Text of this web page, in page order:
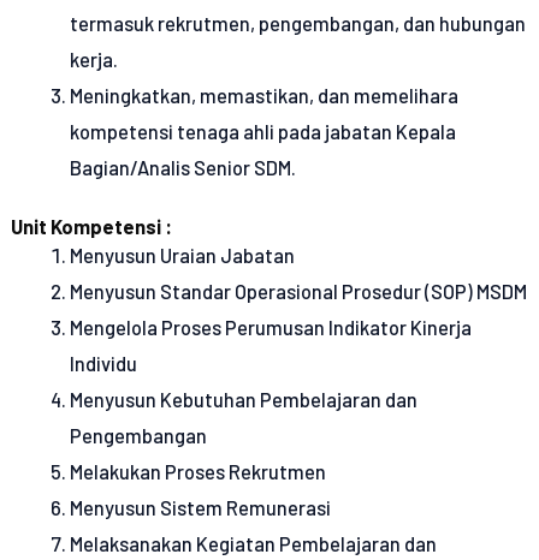
termasuk rekrutmen, pengembangan, dan hubungan
kerja.
Meningkatkan, memastikan, dan memelihara
kompetensi tenaga ahli pada jabatan Kepala
Bagian/Analis Senior SDM.
Unit Kompetensi :
Menyusun Uraian Jabatan
Menyusun Standar Operasional Prosedur (SOP) MSDM
Mengelola Proses Perumusan Indikator Kinerja
Individu
Menyusun Kebutuhan Pembelajaran dan
Pengembangan
Melakukan Proses Rekrutmen
Menyusun Sistem Remunerasi
Melaksanakan Kegiatan Pembelajaran dan